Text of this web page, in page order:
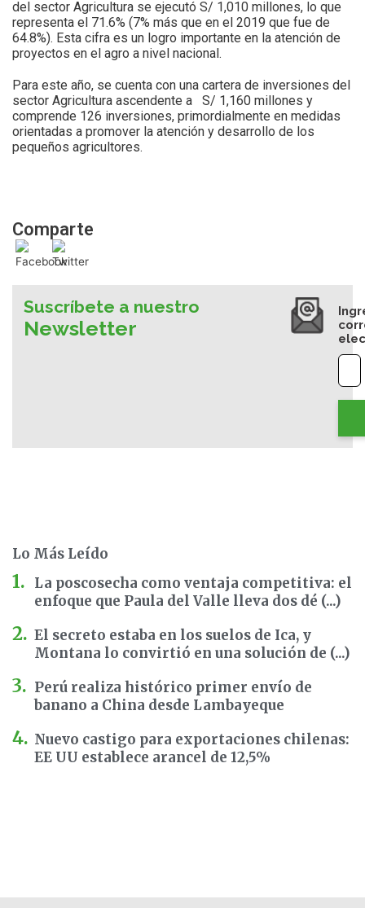
Comparte
del sector Agricultura se ejecutó S/ 1,010 millones, lo que
representa el 71.6% (7% más que en el 2019 que fue de
64.8%). Esta cifra es un logro importante en la atención de
proyectos en el agro a nivel nacional.
Para este año, se cuenta con una cartera de inversiones del
sector Agricultura ascendente a S/ 1,160 millones y
comprende 126 inversiones, primordialmente en medidas
orientadas a promover la atención y desarrollo de los
pequeños agricultores.
Suscríbete a nuestro
Newsletter
Lo Más Leído
La poscosecha como ventaja competitiva: el
enfoque que Paula del Valle lleva dos dé (...)
El secreto estaba en los suelos de Ica, y
Montana lo convirtió en una solución de (...)
Perú realiza histórico primer envío de
banano a China desde Lambayeque
Nuevo castigo para exportaciones chilenas:
EE UU establece arancel de 12,5%